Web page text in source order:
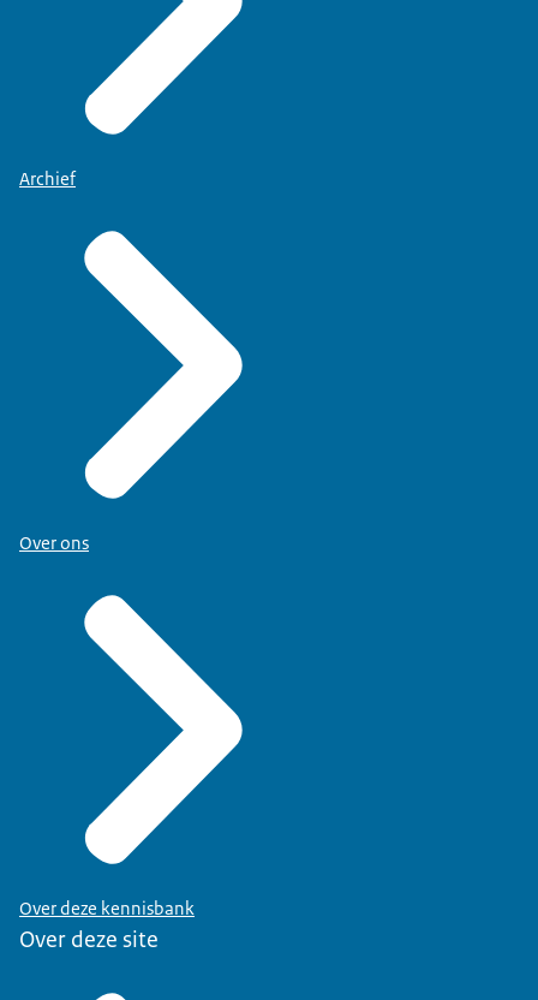
Archief
Over ons
Over deze kennisbank
Over deze site